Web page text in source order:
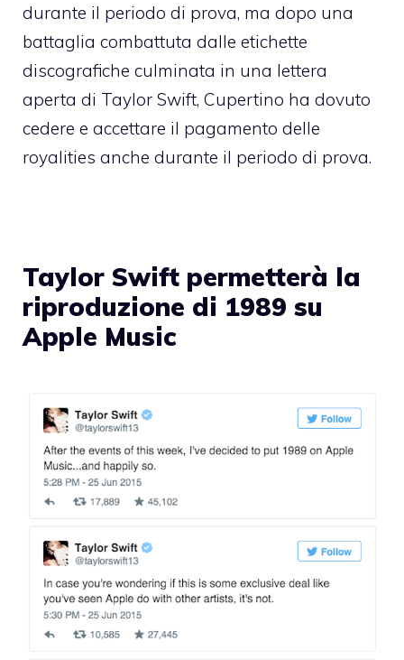
durante il periodo di prova, ma dopo una
battaglia combattuta dalle etichette
discografiche culminata in una lettera
aperta di Taylor Swift, Cupertino ha dovuto
cedere e accettare il pagamento delle
royalities anche durante il periodo di prova.
Taylor Swift permetterà la
riproduzione di 1989 su
Apple Music